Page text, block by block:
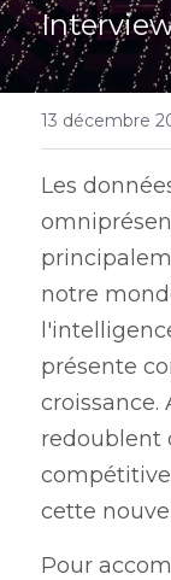
13 décembre
Les
notre
présente
croissance.
redoublent
cette
Pour